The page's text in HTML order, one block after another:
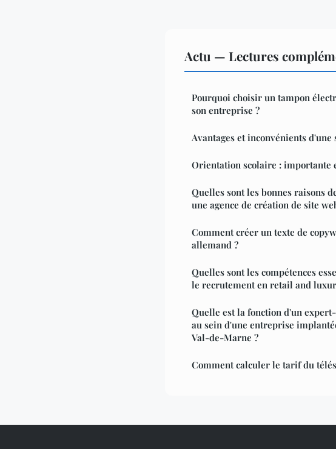
Actu — Lectures
Pourquoi choisir un tampon
son entreprise ?
Avantages et inconvénients d'une
Orientation scolaire : importante
Quelles sont les bonnes raisons
une agence de création de site
Comment créer un texte de
allemand ?
Quelles sont les compétences
le recrutement en retail and
Quelle est la fonction d'un
au sein d'une entreprise
Val-de-Marne ?
Comment calculer le tarif du